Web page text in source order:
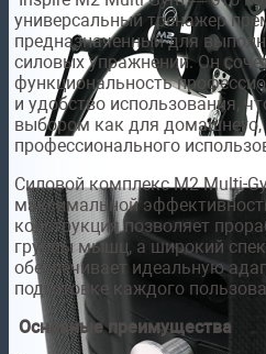
универсальный тренажер
предназначенный для
силовых упражнений. Он
функциональность
и удобство использования,
выбором как для домашнего,
профессионального
Силовой комплекс M2 Multi-
максимальной
конструкция позволяет
группы мышц, а широкий
обеспечивает идеальную
подготовке каждого
Основные преимущества